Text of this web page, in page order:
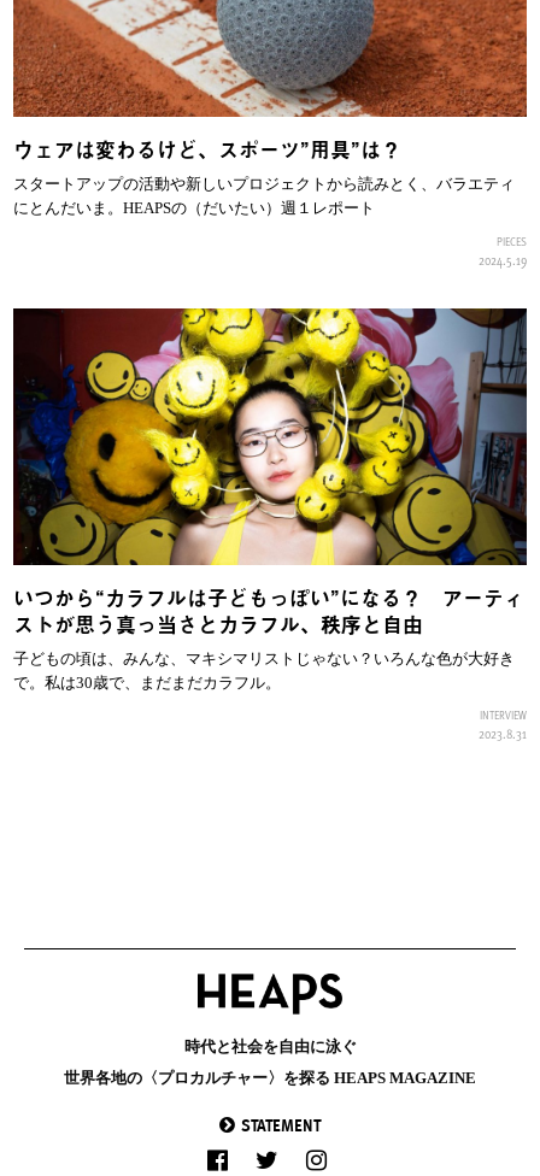
ウェアは変わるけど、スポーツ”用具”は？
スタートアップの活動や新しいプロジェクトから読みとく、バラエティ
にとんだいま。HEAPSの（だいたい）週１レポート
PIECES
2024.5.19
いつから“カラフルは子どもっぽい”になる？ アーティ
ストが思う真っ当さとカラフル、秩序と自由
子どもの頃は、みんな、マキシマリストじゃない？いろんな色が大好き
で。私は30歳で、まだまだカラフル。
INTERVIEW
2023.8.31
時代と社会を自由に泳ぐ
世界各地の〈プロカルチャー〉を探る HEAPS MAGAZINE
STATEMENT